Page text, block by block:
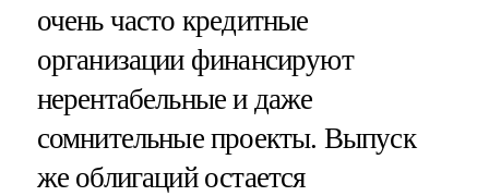
очень часто кредитные
организации финансируют
нерентабельные и даже
сомнительные проекты. Выпуск
же облигаций остается